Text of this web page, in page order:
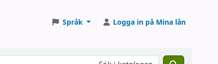
Språk Logga in på Mina lån